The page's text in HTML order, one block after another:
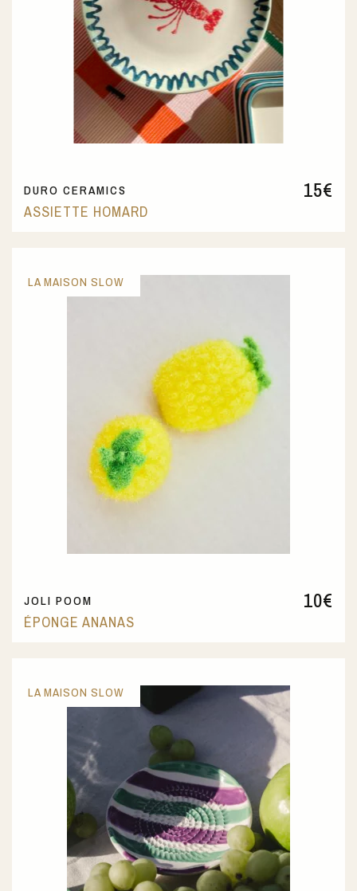
15€
DURO CERAMICS
ASSIETTE HOMARD
10€
JOLI POOM
ÉPONGE ANANAS
LA MAISON SLOW
LA MAISON SLOW